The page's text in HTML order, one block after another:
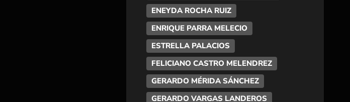
ENEYDA ROCHA RUIZ
ENRIQUE PARRA MELECIO
ESTRELLA PALACIOS
FELICIANO CASTRO MELENDREZ
GERARDO MÉRIDA SÁNCHEZ
GERARDO VARGAS LANDEROS